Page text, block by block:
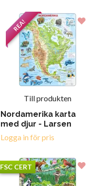
REA!
Till produkten
Nordamerika karta
med djur - Larsen
Logga in för pris
FSC CERT